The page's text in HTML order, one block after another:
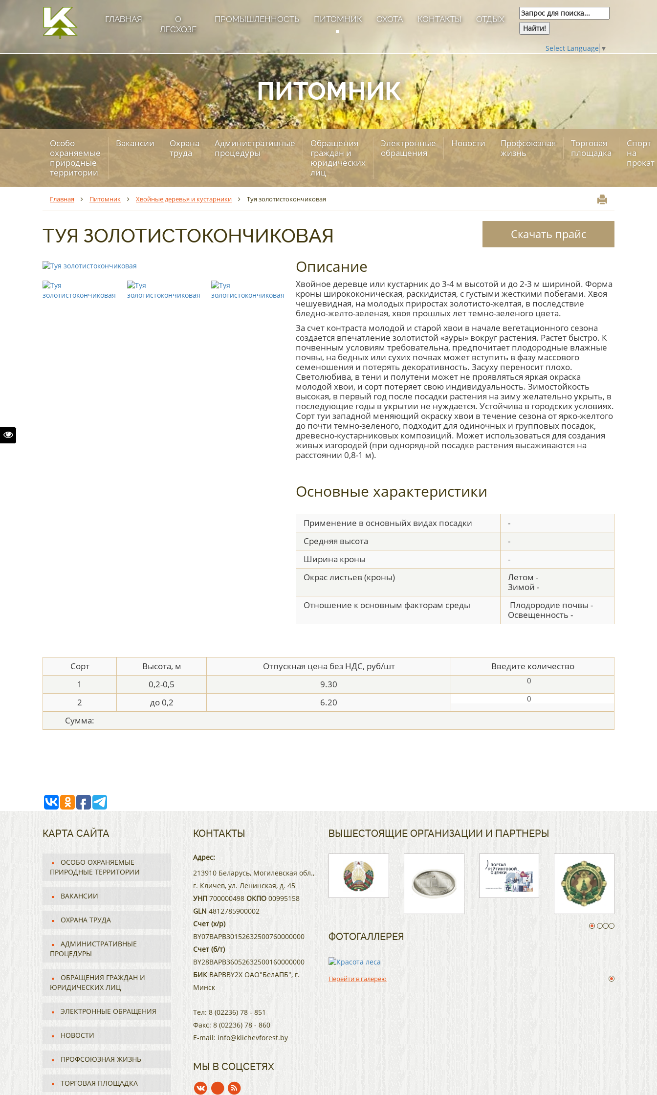
ГЛАВНАЯ
О
ЛЕСХОЗЕ
ПРОМЫШЛЕННОСТЬ ПИТОМНИК ОХОТА КОНТАКТЫ ОТДЫХ
Select Language ▼
ПИТОМНИК
Особо
охраняемые
природные
территории
Вакансии
Охрана
труда
Административные
процедуры
Обращения
граждан и
юридических
лиц
Электронные
обращения
Новости
Профсоюзная
жизнь
Торговая
площадка
Спорт
на
прокат
Главная Питомник Хвойные деревья и кустарники Туя золотистокончиковая
ТУЯ ЗОЛОТИСТОКОНЧИКОВАЯ Скачать прайс
Описание
Хвойное деревце или кустарник до 3-4 м высотой и до 2-3 м шириной. Форма
кроны ширококоническая, раскидистая, с густыми жесткими побегами. Хвоя
чешуевидная, на молодых приростах золотисто-желтая, в последствие
бледно-желто-зеленая, хвоя прошлых лет темно-зеленого цвета.
За счет контраста молодой и старой хвои в начале вегетационного сезона
создается впечатление золотистой «ауры» вокруг растения. Растет быстро. К
почвенным условиям требовательна, предпочитает плодородные влажные
почвы, на бедных или сухих почвах может вступить в фазу массового
семеношения и потерять декоративность. Засуху переносит плохо.
Светолюбива, в тени и полутени может не проявляться яркая окраска
молодой хвои, и сорт потеряет свою индивидуальность. Зимостойкость
высокая, в первый год после посадки растения на зиму желательно укрыть, в
последующие годы в укрытии не нуждается. Устойчива в городских условиях.
Сорт туи западной меняющий окраску хвои в течение сезона от ярко-желтого
до почти темно-зеленого, подходит для одиночных и групповых посадок,
древесно-кустарниковых композиций. Может использоваться для создания
живых изгородей (при однорядной посадке растения высаживаются на
расстоянии 0,8-1 м).
Основные характеристики
Применение в основныйх видах посадки
-
Средняя высота
-
Ширина кроны
-
Окрас листьев (кроны)
Летом -
Зимой -
Отношение к основным факторам среды
Плодородие почвы -
Освещенность -
Сорт Высота, м Отпускная цена без НДС, руб/шт
Введите количество
1
0,2-0,5
9.30
2
до 0,2
6.20
Сумма:
КАРТА САЙТА
ОСОБО ОХРАНЯЕМЫЕ
ПРИРОДНЫЕ ТЕРРИТОРИИ
ВАКАНСИИ
ОХРАНА ТРУДА
АДМИНИСТРАТИВНЫЕ
ПРОЦЕДУРЫ
ОБРАЩЕНИЯ ГРАЖДАН И
ЮРИДИЧЕСКИХ ЛИЦ
ЭЛЕКТРОННЫЕ ОБРАЩЕНИЯ
НОВОСТИ
ПРОФСОЮЗНАЯ ЖИЗНЬ
ТОРГОВАЯ ПЛОЩАДКА
КОНТАКТЫ
Адрес:
213910 Беларусь, Могилевская обл.,
г. Кличев, ул. Ленинская, д. 45
УНП700000498 ОКПО00995158
GLN 4812785900002
Счет (х/р)
BY07BAPB30152632500760000000
Счет (б/т)
BY28BAPB36052632500160000000
БИКBAPBBY2X ОАО"БелАПБ", г.
Минск
Тел: 8 (02236) 78 - 851
Факс: 8 (02236) 78 - 860
E-mail: info@klichevforest.by
МЫ В СОЦСЕТЯХ
ВЫШЕСТОЯЩИЕ ОРГАНИЗАЦИИ И ПАРТНЕРЫ
ФОТОГАЛЛЕРЕЯ
Перейти в галерею